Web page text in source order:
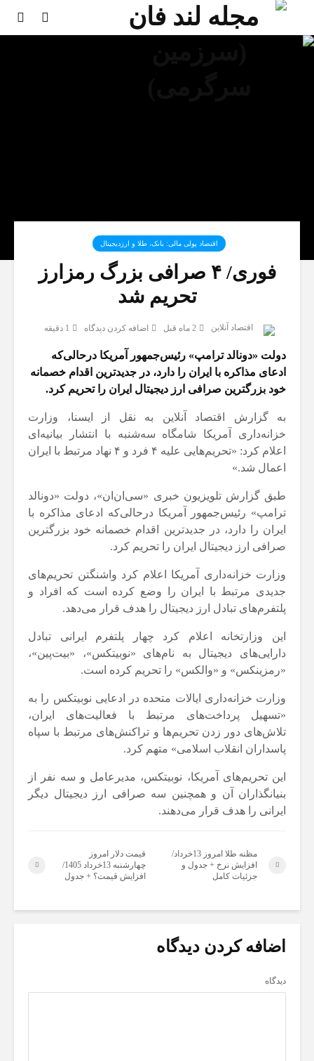
اقتصاد پولی مالی: بانک، طلا و ارزدیجیتال‌
فوری/ ۴ صرافی بزرگ رمزارز
تحریم شد
اقتصاد آنلاین 2 ماه قبل اضافه کردن دیدگاه 1 دقیقه
دولت «دونالد ترامپ» رئیس‌جمهور آمریکا درحالی‌که
ادعای مذاکره با ایران را دارد، در جدیدترین اقدام خصمانه
خود بزرگترین صرافی ارز دیجیتال ایران را تحریم کرد.
به گزارش اقتصاد آنلاین به نقل از ایسنا، وزارت
خزانه‌داری آمریکا شامگاه سه‌شنبه با انتشار بیانیه‌ای
اعلام کرد: «تحریم‌هایی علیه ۴ فرد و ۴ نهاد مرتبط با ایران
اعمال شد.»
طبق گزارش تلویزیون خبری «سی‌ان‌ان»، دولت «دونالد
ترامپ» رئیس‌جمهور آمریکا درحالی‌که ادعای مذاکره با
ایران را دارد، در جدیدترین اقدام خصمانه خود بزرگترین
صرافی ارز دیجیتال ایران را تحریم کرد.
وزارت خزانه‌داری آمریکا اعلام کرد واشنگتن تحریم‌های
جدیدی مرتبط با ایران را وضع کرده است که افراد و
پلتفرم‌های تبادل ارز دیجیتال را هدف قرار می‌دهد.
این وزارتخانه اعلام کرد چهار پلتفرم ایرانی تبادل
دارایی‌های دیجیتال به نام‌های «نوبیتکس»، «بیت‌پین»،
«رمزینکس» و «والکس» را تحریم کرده است.
وزارت خزانه‌داری ایالات متحده در ادعایی نوبیتکس را به
«تسهیل پرداخت‌های مرتبط با فعالیت‌های ایران،
تلاش‌های دور زدن تحریم‌ها و تراکنش‌های مرتبط با سپاه
پاسداران انقلاب اسلامی» متهم کرد.
این تحریم‌های آمریکا، نوبیتکس، مدیرعامل و سه نفر از
بنیانگذاران آن و همچنین سه صرافی ارز دیجیتال دیگر
ایرانی را هدف قرار می‌دهند.
مظنه طلا امروز 13خرداد/
افزایش نرخ + جدول و
جزئیات کامل
قیمت دلار امروز
چهارشنبه 13خرداد 1405/
افزایش قیمت؟ + جدول
اضافه کردن دیدگاه
دیدگاه